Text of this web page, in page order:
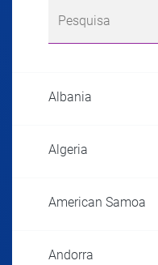
Albania
Algeria
American Samoa
Andorra